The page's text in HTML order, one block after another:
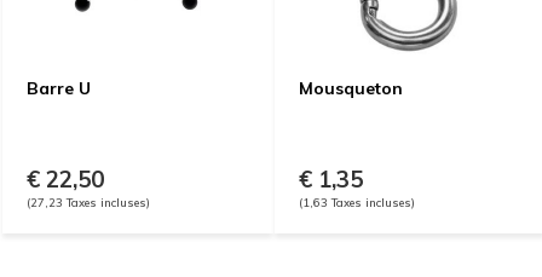
Barre U
€ 22,50
(27,23 Taxes incluses)
Mousqueton
€ 1,35
(1,63 Taxes incluses)